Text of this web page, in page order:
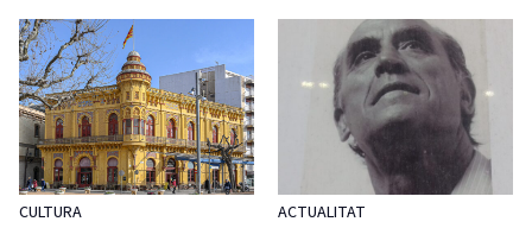
CULTURA ACTUALITAT